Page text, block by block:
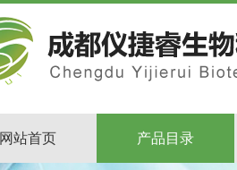
网站首页 产品目录